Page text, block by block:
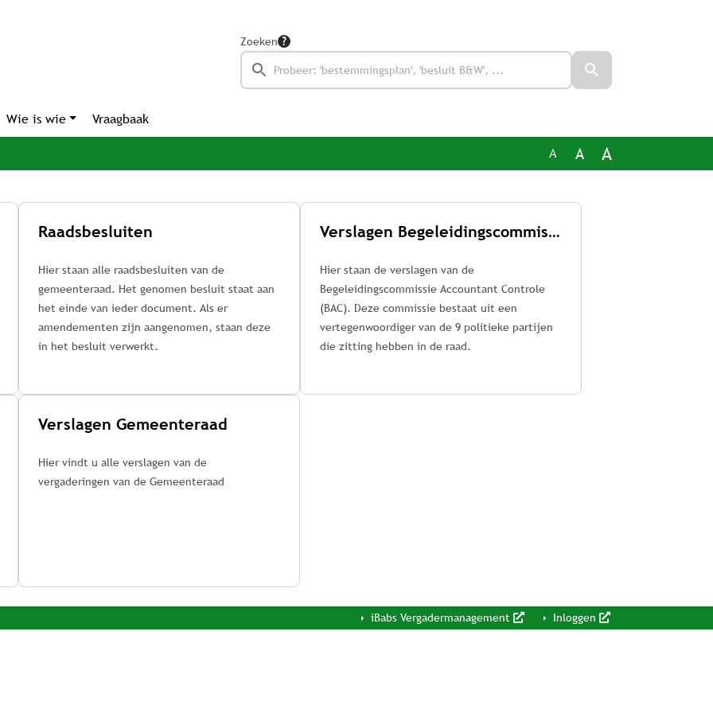
Zoeken
Wie is wie Vraagbaak
A A A
Raadsbesluiten
Hier staan alle raadsbesluiten van de
gemeenteraad. Het genomen besluit staat aan
het einde van ieder document. Als er
amendementen zijn aangenomen, staan deze
in het besluit verwerkt.
Verslagen Begeleidingscommissie Accountant Controle (BAC)
Hier staan de verslagen van de
Begeleidingscommissie Accountant Controle
(BAC). Deze commissie bestaat uit een
vertegenwoordiger van de 9 politieke partijen
die zitting hebben in de raad.
Verslagen Gemeenteraad
Hier vindt u alle verslagen van de
vergaderingen van de Gemeenteraad
iBabs Vergadermanagement Inloggen